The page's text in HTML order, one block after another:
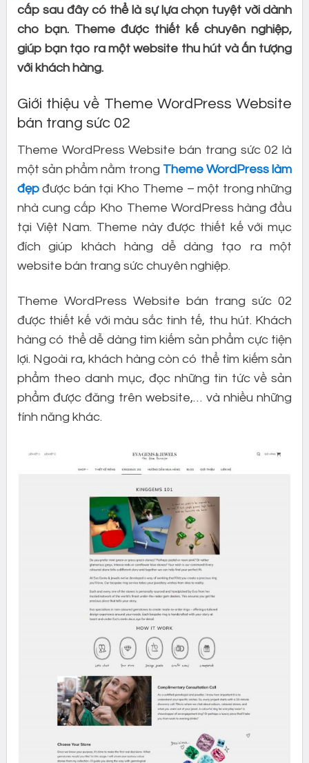
cấp sau đây có thể là sự lựa chọn tuyệt vời dành
cho bạn. Theme được thiết kế chuyên nghiệp,
giúp bạn tạo ra một website thu hút và ấn tượng
với khách hàng.
Giới thiệu về Theme WordPress Website
bán trang sức 02
Theme WordPress Website bán trang sức 02 là
một sản phẩm nằm trong Theme WordPress làm
đẹp được bán tại Kho Theme – một trong những
nhà cung cấp Kho Theme WordPress hàng đầu
tại Việt Nam. Theme này được thiết kế với mục
đích giúp khách hàng dễ dàng tạo ra một
website bán trang sức chuyên nghiệp.
Theme WordPress Website bán trang sức 02
được thiết kế với màu sắc tinh tế, thu hút. Khách
hàng có thể dễ dàng tìm kiếm sản phẩm cực tiện
lợi. Ngoài ra, khách hàng còn có thể tìm kiếm sản
phẩm theo danh mục, đọc những tin tức về sản
phẩm được đăng trên website,… và nhiều những
tính năng khác.